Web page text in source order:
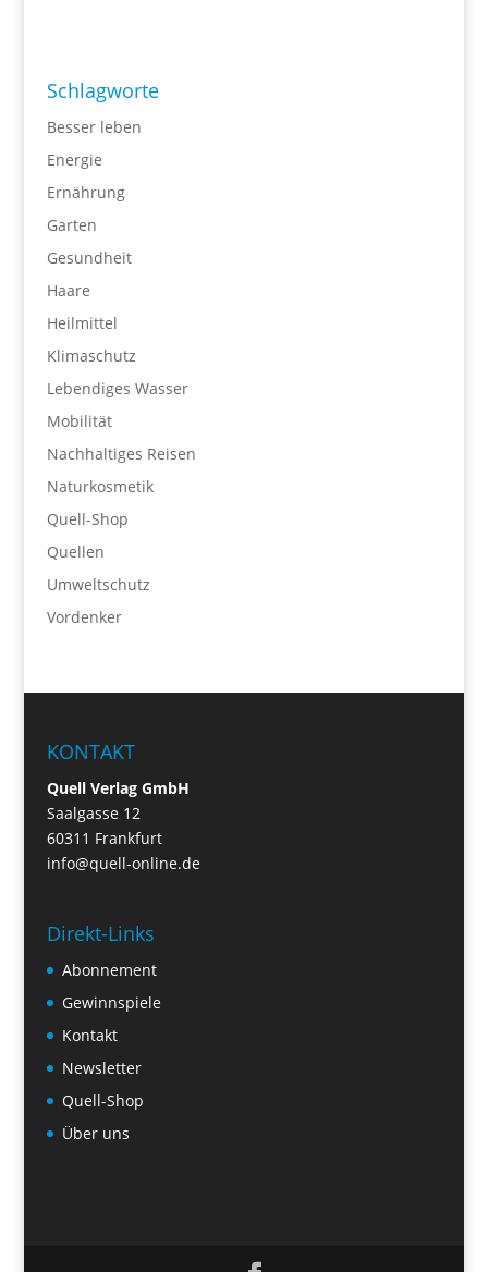
Schlagworte
Besser leben
Energie
Ernährung
Garten
Gesundheit
Haare
Heilmittel
Klimaschutz
Lebendiges Wasser
Mobilität
Nachhaltiges Reisen
Naturkosmetik
Quell-Shop
Quellen
Umweltschutz
Vordenker
KONTAKT
Quell Verlag GmbH
Saalgasse 12
60311 Frankfurt
info@quell-online.de
Direkt-Links
Abonnement
Gewinnspiele
Kontakt
Newsletter
Quell-Shop
Über uns